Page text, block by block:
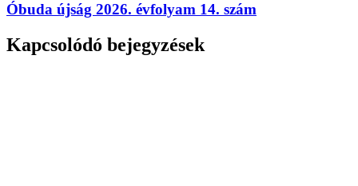
Óbuda újság 2026. évfolyam 14. szám
Kapcsolódó bejegyzések